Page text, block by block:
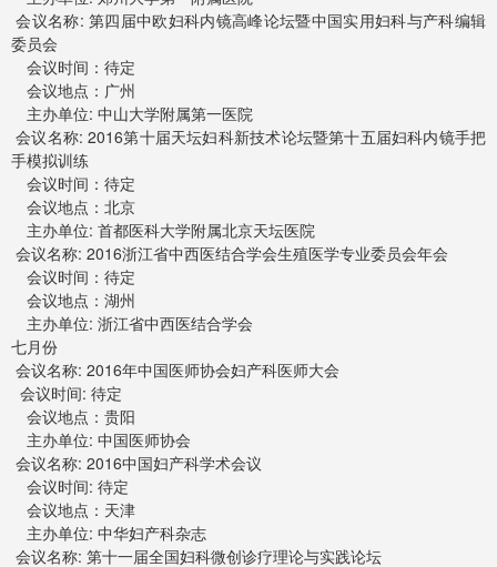
会议名称: 第四届中欧妇科内镜高峰论坛暨中国实用妇科与产科编辑
委员会
会议时间：待定
会议地点：广州
主办单位: 中山大学附属第一医院
会议名称: 2016第十届天坛妇科新技术论坛暨第十五届妇科内镜手把
手模拟训练
会议时间：待定
会议地点：北京
主办单位: 首都医科大学附属北京天坛医院
会议名称: 2016浙江省中西医结合学会生殖医学专业委员会年会
会议时间：待定
会议地点：湖州
主办单位: 浙江省中西医结合学会
七月份
会议名称: 2016年中国医师协会妇产科医师大会
会议时间: 待定
会议地点：贵阳
主办单位: 中国医师协会
会议名称: 2016中国妇产科学术会议
会议时间: 待定
会议地点：天津
主办单位: 中华妇产科杂志
会议名称: 第十一届全国妇科微创诊疗理论与实践论坛